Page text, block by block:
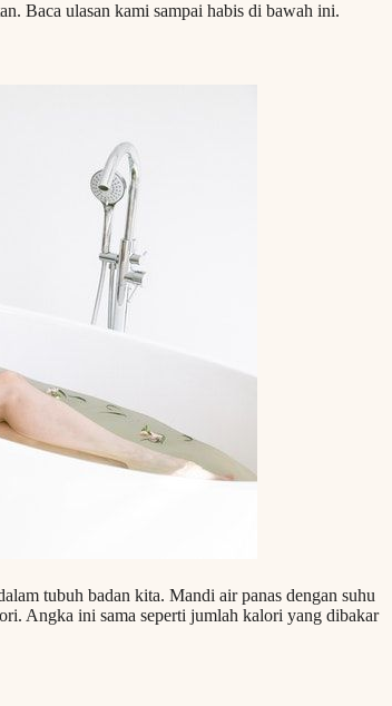
Baca ulasan kami sampai habis di bawah ini.
tubuh badan kita. Mandi air panas dengan suhu
Angka ini sama seperti jumlah kalori yang dibakar